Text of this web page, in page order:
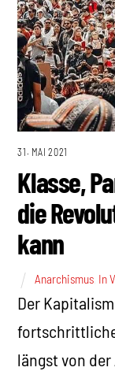
31. MAI 2021
Klasse,
die
kann
Anarchismus In
Der
längst von